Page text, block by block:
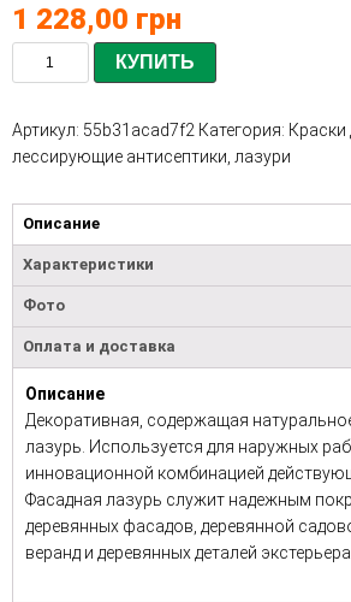
1 228,00 грн
КУПИТЬ
Артикул: 55b31acad7f2 Категория: Краски
лессирующие антисептики, лазури
Описание
Характеристики
Фото
Оплата и доставка
Описание
Декоративная, содержащая
лазурь. Используется для наружных
инновационной комбинацией
Фасадная лазурь служит надежным
деревянных фасадов, деревянной
веранд и деревянных деталей экстерьера.